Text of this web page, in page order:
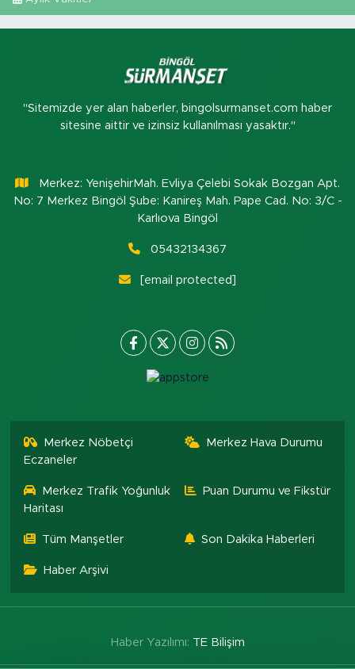
"Sitemizde yer alan haberler, bingolsurmanset.com haber
sitesine aittir ve izinsiz kullanılması yasaktır."
Merkez: YenişehirMah. Evliya Çelebi Sokak Bozgan Apt.
No: 7 Merkez Bingöl Şube: Kanireş Mah. Pape Cad. No: 3/C -
Karlıova Bingöl
05432134367
[email protected]
Merkez Nöbetçi
Eczaneler
Merkez Hava Durumu
Merkez Trafik Yoğunluk
Haritası
Puan Durumu ve Fikstür
Tüm Manşetler Son Dakika Haberleri
Haber Arşivi
Haber Yazılımı: TE Bilişim